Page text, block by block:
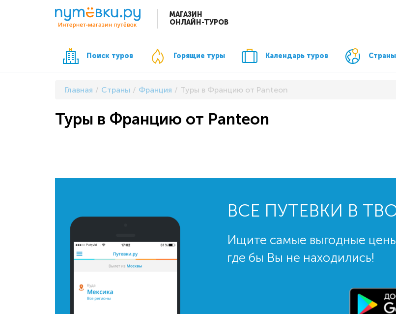
МАГАЗИН
ОНЛАЙН-ТУРОВ
Поиск туров Горящие туры Календарь туров Страны
Главная Страны Франция Туры в Францию от Panteon
Туры в Францию от Panteon
ВСЕ ПУТЕВКИ В
Ищите самые выгодные
где бы Вы не находились!